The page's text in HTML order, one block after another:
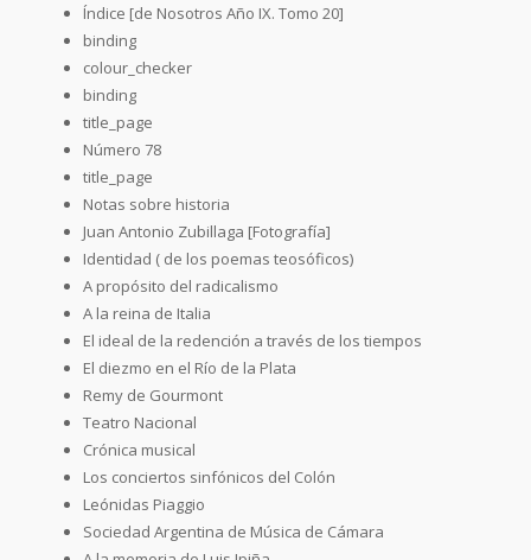
Índice [de Nosotros Año IX. Tomo 20]
binding
colour_checker
binding
title_page
Número 78
title_page
Notas sobre historia
Juan Antonio Zubillaga [Fotografía]
Identidad ( de los poemas teosóficos)
A propósito del radicalismo
A la reina de Italia
El ideal de la redención a través de los tiempos
El diezmo en el Río de la Plata
Remy de Gourmont
Teatro Nacional
Crónica musical
Los conciertos sinfónicos del Colón
Leónidas Piaggio
Sociedad Argentina de Música de Cámara